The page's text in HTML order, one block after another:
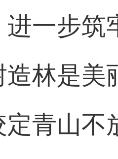
一步筑
造林是美
定青山不